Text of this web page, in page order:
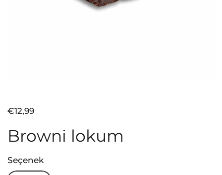
Fiyat:
€12,99
Browni lokum
Seçenek